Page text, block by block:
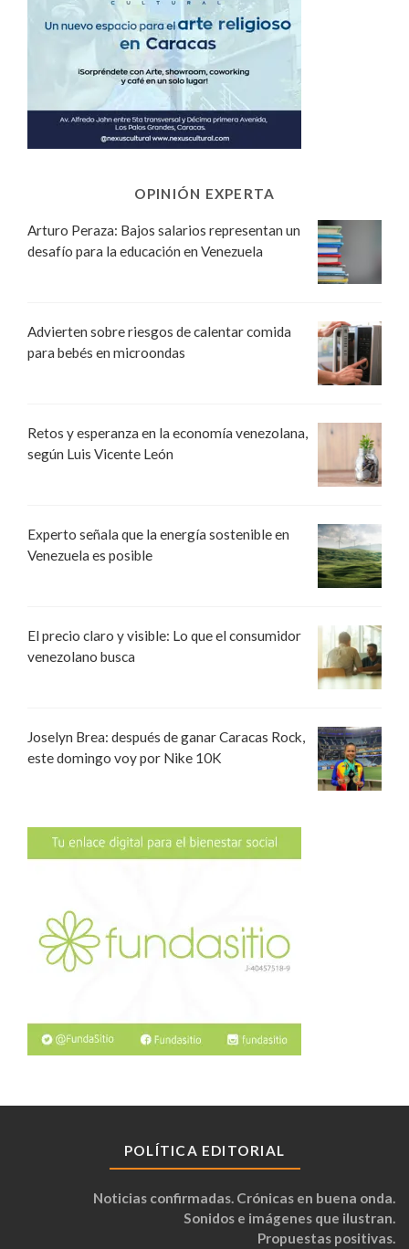
OPINIÓN EXPERTA
Arturo Peraza: Bajos salarios representan un
desafío para la educación en Venezuela
Advierten sobre riesgos de calentar comida
para bebés en microondas
Retos y esperanza en la economía venezolana,
según Luis Vicente León
Experto señala que la energía sostenible en
Venezuela es posible
El precio claro y visible: Lo que el consumidor
venezolano busca
Joselyn Brea: después de ganar Caracas Rock,
este domingo voy por Nike 10K
POLÍTICA EDITORIAL
Noticias confirmadas. Crónicas en buena onda.
Sonidos e imágenes que ilustran.
Propuestas positivas.